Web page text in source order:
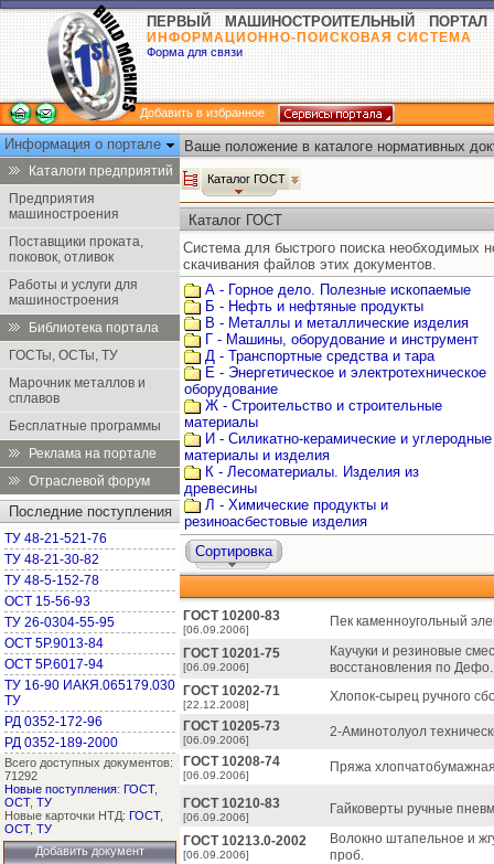
ПЕРВЫЙ МАШИНОСТРОИТЕЛЬНЫЙ ПОРТАЛ
ИНФОРМАЦИОННО-ПОИСКОВАЯ СИСТЕМА
Форма для связи
Добавить в избранное
Информация о портале
Каталоги предприятий
Предприятия
машиностроения
Поставщики проката,
поковок, отливок
Работы и услуги для
машиностроения
Библиотека портала
ГОСТы, ОСТы, ТУ
Марочник металлов и
сплавов
Бесплатные программы
Реклама на портале
Отраслевой форум
Последние поступления
ТУ 48-21-521-76
ТУ 48-21-30-82
ТУ 48-5-152-78
ОСТ 15-56-93
ТУ 26-0304-55-95
ОСТ 5Р.9013-84
ОСТ 5Р.6017-94
ТУ 16-90 ИАКЯ.065179.030
ТУ
РД 0352-172-96
РД 0352-189-2000
Всего доступных документов:
71292
Новые поступления: ГОСТ,
ОСТ, ТУ
Новые карточки НТД: ГОСТ,
ОСТ, ТУ
Добавить документ
Ваше положение в каталоге нормативных
Каталог ГОСТ
Каталог ГОСТ
Система для быстрого поиска необходимых
скачивания файлов этих документов.
А - Горное дело. Полезные ископаемые
Б - Нефть и нефтяные продукты
В - Металлы и металлические изделия
Г - Машины, оборудование и инструмент
Д - Транспортные средства и тара
Е - Энергетическое и электротехническое
оборудование
Ж - Строительство и строительные
материалы
И - Силикатно-керамические и углеродные
материалы и изделия
К - Лесоматериалы. Изделия из
древесины
Л - Химические продукты и
резиноасбестовые изделия
Сортировка
ГОСТ 10200-83
[06.09.2006]
Пек каменноугольный
ГОСТ 10201-75
[06.09.2006]
Каучуки и резиновые
восстановления по Дефо.
ГОСТ 10202-71
[22.12.2008]
Хлопок-сырец ручного
ГОСТ 10205-73
[06.09.2006]
2-Аминотолуол
ГОСТ 10208-74
[06.09.2006]
Пряжа
ГОСТ 10210-83
[06.09.2006]
Гайковерты ручные
ГОСТ 10213.0-2002
[06.09.2006]
Волокно штапельное и
проб.